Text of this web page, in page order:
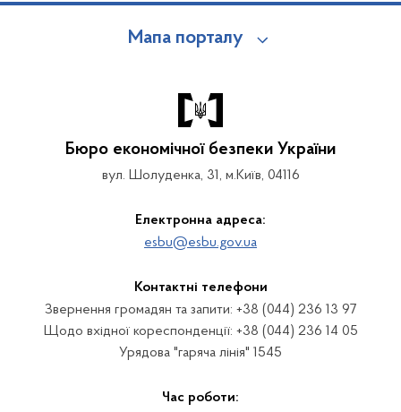
Мапа порталу
Бюро економічної безпеки України
вул. Шолуденка, 31, м.Київ, 04116
Електронна адреса:
esbu@esbu.gov.ua
Контактні телефони
Звернення громадян та запити: +38 (044) 236 13 97
Щодо вхідної кореспонденції: +38 (044) 236 14 05
Урядова "гаряча лінія" 1545
Час роботи: